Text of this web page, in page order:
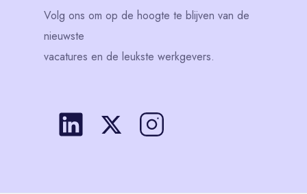
Volg ons om op de hoogte te blijven van de
nieuwste
vacatures en de leukste werkgevers.